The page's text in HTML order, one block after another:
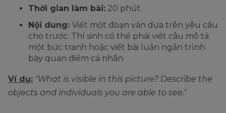
Thời gian làm bài: 20 phút.
Nội dung: Viết một đoạn văn dựa trên yêu cầu
cho trước. Thí sinh có thể phải viết câu mô tả
một bức tranh hoặc viết bài luận ngắn trình
bày quan điểm cá nhân.
Ví dụ: "What is visible in this picture? Describe the
objects and individuals you are able to see."